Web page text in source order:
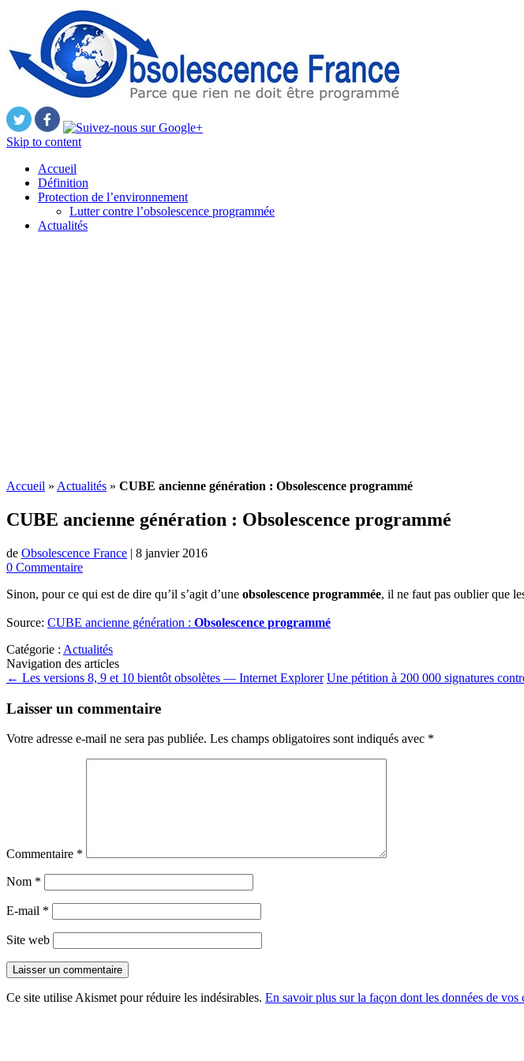
Skip to content
Accueil
Définition
Protection de l’environnement
Lutter contre l’obsolescence programmée
Actualités
Accueil » Actualités » CUBE ancienne génération : Obsolescence programmé
CUBE ancienne génération : Obsolescence programmé
de Obsolescence France | 8 janvier 2016
0 Commentaire
Sinon, pour ce qui est de dire qu’il s’agit d’une obsolescence programmée, il ne faut pas oublier que
Source: CUBE ancienne génération : Obsolescence programmé
Catégorie : Actualités
Navigation des articles
← Les versions 8, 9 et 10 bientôt obsolètes — Internet Explorer Une pétition à 200 000 signatures
Laisser un commentaire
Votre adresse e-mail ne sera pas publiée. Les champs obligatoires sont indiqués avec *
Commentaire *
Nom *
E-mail *
Site web
Ce site utilise Akismet pour réduire les indésirables. En savoir plus sur la façon dont les données de vos